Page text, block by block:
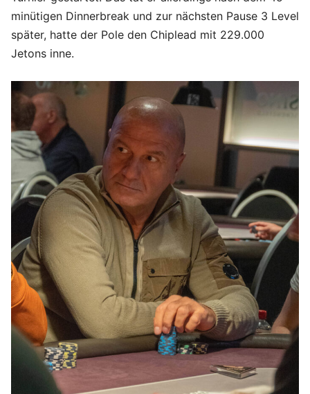
minütigen Dinnerbreak und zur nächsten Pause 3 Level
später, hatte der Pole den Chiplead mit 229.000
Jetons inne.